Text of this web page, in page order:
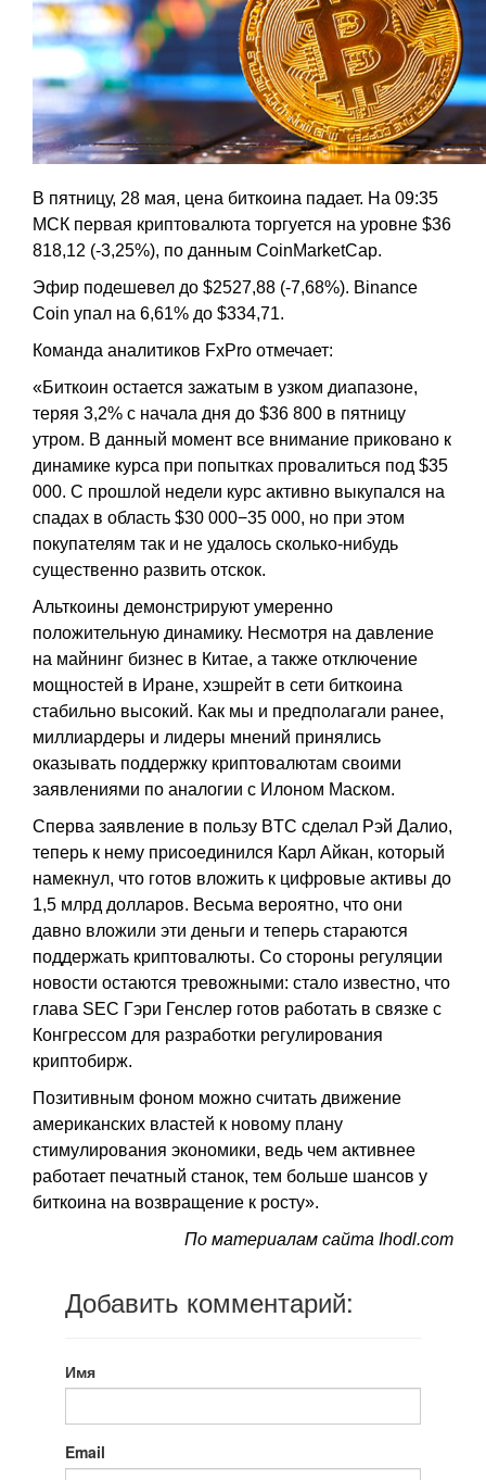
В пятницу, 28 мая, цена биткоина падает. На 09:35
МСК первая криптовалюта торгуется на уровне $36
818,12 (-3,25%), по данным CoinMarketCap.
Эфир подешевел до $2527,88 (-7,68%). Binance
Coin упал на 6,61% до $334,71.
Команда аналитиков FxPro отмечает:
«Биткоин остается зажатым в узком диапазоне,
теряя 3,2% с начала дня до $36 800 в пятницу
утром. В данный момент все внимание приковано к
динамике курса при попытках провалиться под $35
000. С прошлой недели курс активно выкупался на
спадах в область $30 000−35 000, но при этом
покупателям так и не удалось сколько-нибудь
существенно развить отскок.
Альткоины демонстрируют умеренно
положительную динамику. Несмотря на давление
на майнинг бизнес в Китае, а также отключение
мощностей в Иране, хэшрейт в сети биткоина
стабильно высокий. Как мы и предполагали ранее,
миллиардеры и лидеры мнений принялись
оказывать поддержку криптовалютам своими
заявлениями по аналогии с Илоном Маском.
Сперва заявление в пользу BTC сделал Рэй Далио,
теперь к нему присоединился Карл Айкан, который
намекнул, что готов вложить к цифровые активы до
1,5 млрд долларов. Весьма вероятно, что они
давно вложили эти деньги и теперь стараются
поддержать криптовалюты. Со стороны регуляции
новости остаются тревожными: стало известно, что
глава SEC Гэри Генслер готов работать в связке с
Конгрессом для разработки регулирования
криптобирж.
Позитивным фоном можно считать движение
американских властей к новому плану
стимулирования экономики, ведь чем активнее
работает печатный станок, тем больше шансов у
биткоина на возвращение к росту».
По материалам сайта Ihodl.com
Добавить комментарий:
Имя
Email